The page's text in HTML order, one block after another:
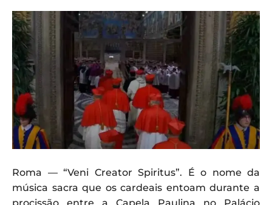
Roma — “Veni Creator Spiritus”. É o nome da
música sacra que os cardeais entoam durante a